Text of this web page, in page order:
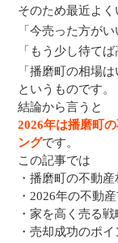
そのため最近よ
「今売った方がい
「もう少し待て
「播磨町の相場は
というものです。
結論から言うと
2026年は播磨町
ングです。
この記事では
・播磨町の不動
・2026年の不動
・家を高く売る戦
・売却成功のポイ